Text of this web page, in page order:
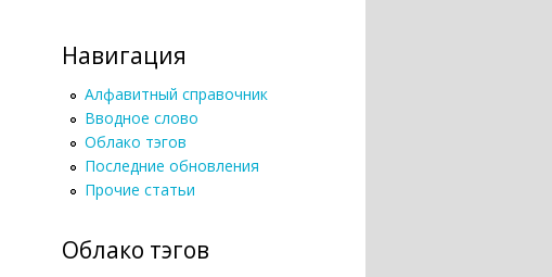
Навигация
Алфавитный справочник
Вводное слово
Облако тэгов
Последние обновления
Прочие статьи
Облако тэгов